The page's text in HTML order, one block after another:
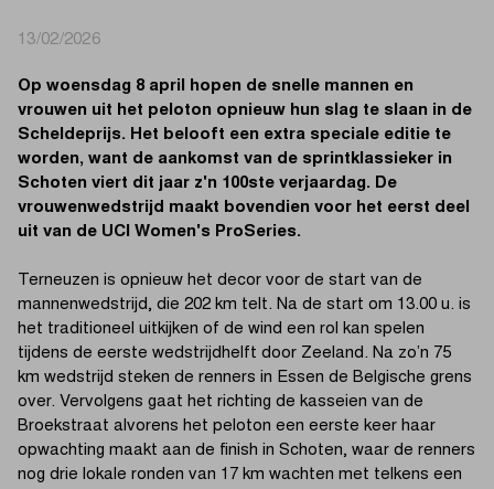
13/02/2026
Op woensdag 8 april hopen de snelle mannen en
vrouwen uit het peloton opnieuw hun slag te slaan in de
Scheldeprijs. Het belooft een extra speciale editie te
worden, want de aankomst van de sprintklassieker in
Schoten viert dit jaar z'n 100ste verjaardag. De
vrouwenwedstrijd maakt bovendien voor het eerst deel
uit van de UCI Women's ProSeries.
Terneuzen is opnieuw het decor voor de start van de
mannenwedstrijd, die 202 km telt. Na de start om 13.00 u. is
het traditioneel uitkijken of de wind een rol kan spelen
tijdens de eerste wedstrijdhelft door Zeeland. Na zo’n 75
km wedstrijd steken de renners in Essen de Belgische grens
over. Vervolgens gaat het richting de kasseien van de
Broekstraat alvorens het peloton een eerste keer haar
opwachting maakt aan de finish in Schoten, waar de renners
nog drie lokale ronden van 17 km wachten met telkens een